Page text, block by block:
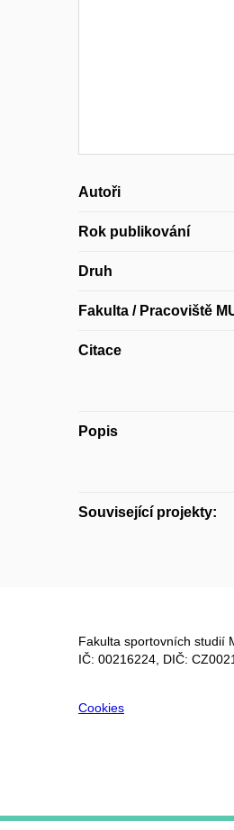
Autoři
Rok publikování
Druh
Fakulta / Pracoviště
Citace
Popis
Související projekty:
Fakulta sportovních studií
IČ: 00216224, DIČ:
Cookies